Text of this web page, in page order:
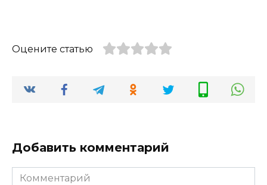
Оцените статью
Добавить комментарий
Комментарий